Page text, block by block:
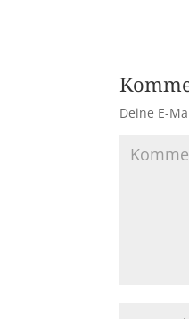
Deine E-